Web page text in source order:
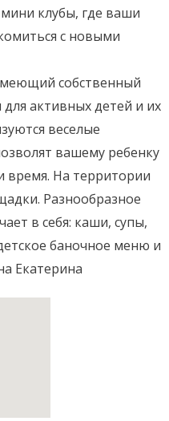
клубы, где ваши
с новыми
собственный
активных детей и их
веселые
вашему ребенку
время. На территории
Разнообразное
в себя: каши, супы,
баночное меню и
Екатерина